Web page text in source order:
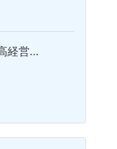
経営…